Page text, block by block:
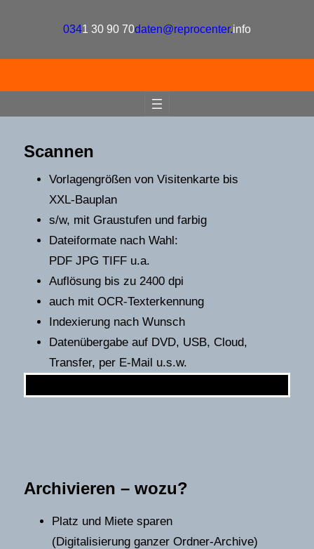
0341 30 90 70daten@reprocenter.info
Scannen
Vorlagengrößen von Visitenkarte bis
XXL-Bauplan
s/w, mit Graustufen und farbig
Dateiformate nach Wahl:
PDF JPG TIFF u.a.
Auflösung bis zu 2400 dpi
auch mit OCR-Texterkennung
Indexierung nach Wunsch
Datenübergabe auf DVD, USB, Cloud,
Transfer, per E-Mail u.s.w.
Archivieren – wozu?
Platz und Miete sparen
(Digitalisierung ganzer Ordner-Archive)